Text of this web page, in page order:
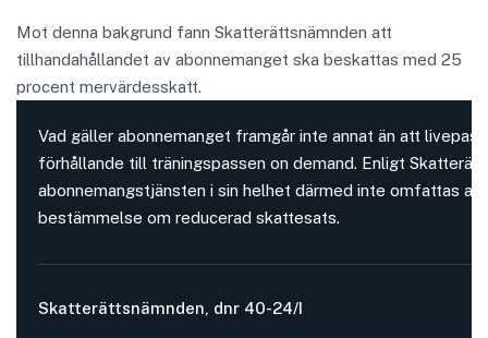
Mot denna bakgrund fann Skatterättsnämnden att
tillhandahållandet av abonnemanget ska beskattas med 25
procent mervärdesskatt.
Vad gäller abonnemanget framgår inte annat än att
förhållande till träningspassen on demand. Enligt
abonnemangstjänsten i sin helhet därmed inte omfattas
bestämmelse om reducerad skattesats.
Skatterättsnämnden, dnr 40-24/I